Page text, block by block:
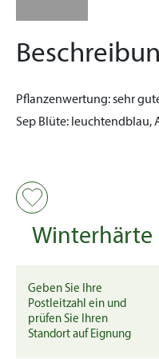
Pflanzenwertung:sehr
Sep Blüte: leuchtendblau,
Winterhärte
Geben Sie Ihre
Postleitzahl ein und
prüfen Sie Ihren
Standort auf Eignung